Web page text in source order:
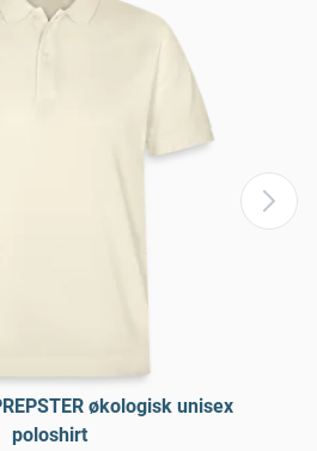
økologisk unisex
poloshirt